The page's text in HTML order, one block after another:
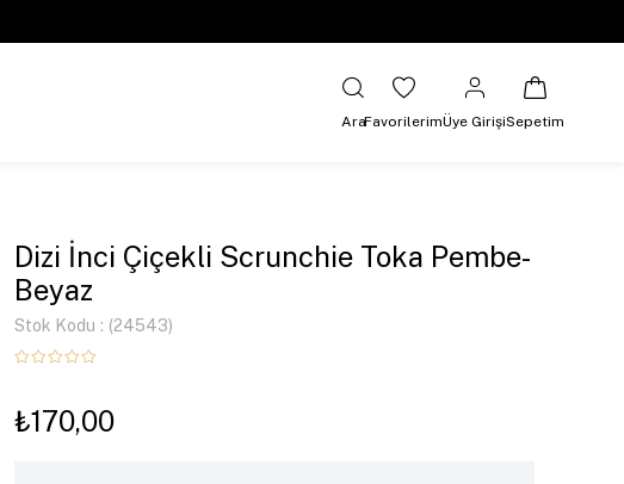
AraFavorilerimÜye GirişiSepetim
Dizi İnci Çiçekli Scrunchie Toka Pembe-
Beyaz
Stok Kodu (24543)
₺170,00